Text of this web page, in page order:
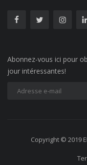
Abonnez-vous ici pour
jour intéressantes!
Copyright © 2019